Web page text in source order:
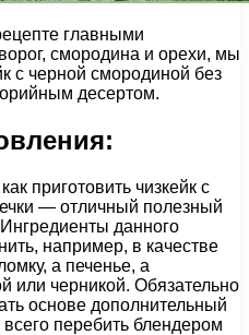
главными
смородина и орехи, мы
с черной смородиной без
десертом.
приготовить чизкейк с
— отличный полезный
данного
например, в качестве
а печенье, а
или черникой. Обязательно
основе дополнительный
перебить блендером